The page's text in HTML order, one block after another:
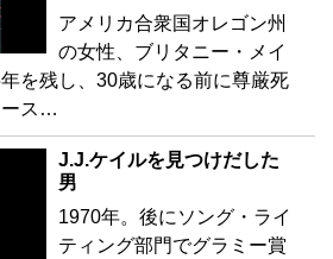
アメリカ合衆国オレゴン州
の女性、ブリタニー・メイ
を残し、30歳になる前に尊厳死
ース…
J.J.ケイルを見つけだした
男
1970年。後にソング・ライ
ティング部門でグラミー賞